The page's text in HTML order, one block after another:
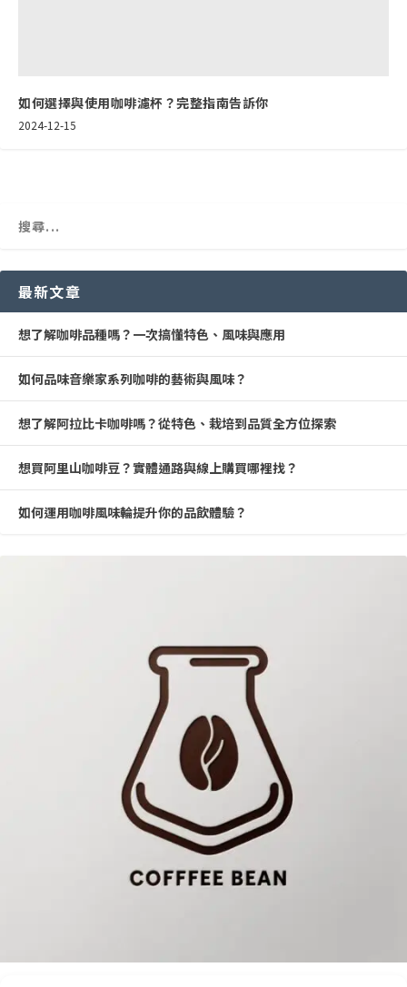
如何選擇與使用咖啡濾杯？完整指南告訴你
2024-12-15
最新文章
想了解咖啡品種嗎？一次搞懂特色、風味與應用
如何品味音樂家系列咖啡的藝術與風味？
想了解阿拉比卡咖啡嗎？從特色、栽培到品質全方位探索
想買阿里山咖啡豆？實體通路與線上購買哪裡找？
如何運用咖啡風味輪提升你的品飲體驗？